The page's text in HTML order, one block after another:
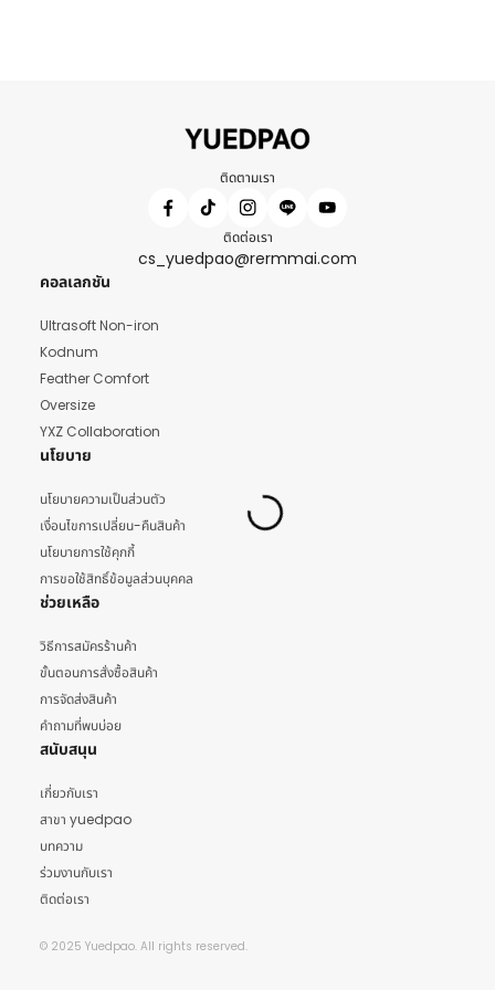
ติดตามเรา
ติดต่อเรา
cs_yuedpao@rermmai.com
คอลเลกชัน
Ultrasoft Non-iron
Kodnum
Feather Comfort
Oversize
YXZ Collaboration
นโยบาย
นโยบายความเป็นส่วนตัว
เงื่อนไขการเปลี่ยน-คืนสินค้า
นโยบายการใช้คุกกี้
การขอใช้สิทธิ์ข้อมูลส่วนบุคคล
ช่วยเหลือ
วิธีการสมัครร้านค้า
ขั้นตอนการสั่งซื้อสินค้า
การจัดส่งสินค้า
คำถามที่พบบ่อย
สนับสนุน
เกี่ยวกับเรา
สาขา yuedpao
บทความ
ร่วมงานกับเรา
ติดต่อเรา
© 2025 Yuedpao. All rights reserved.